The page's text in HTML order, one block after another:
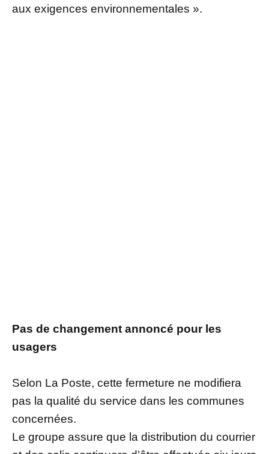
aux exigences environnementales ».
Pas de changement annoncé pour les
usagers
Selon La Poste, cette fermeture ne modifiera
pas la qualité du service dans les communes
concernées.
Le groupe assure que la distribution du courrier